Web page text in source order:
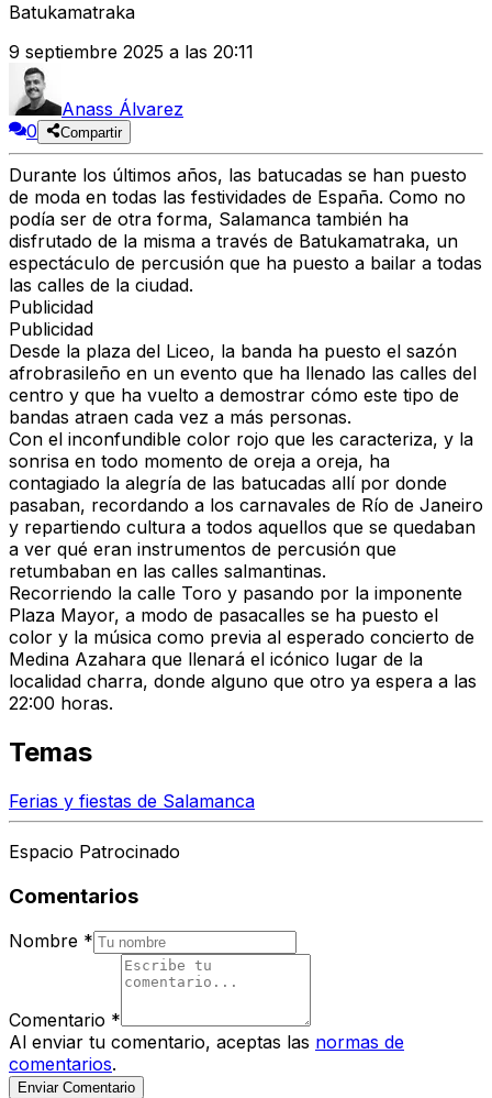
Batukamatraka
9 septiembre 2025 a las 20:11
Anass Álvarez
0
Compartir
Durante los últimos años, las batucadas se han puesto
de moda en todas las festividades de España. Como no
podía ser de otra forma, Salamanca también ha
disfrutado de la misma a través de Batukamatraka, un
espectáculo de percusión que ha puesto a bailar a todas
las calles de la ciudad.
Publicidad
Publicidad
Desde la plaza del Liceo, la banda ha puesto el sazón
afrobrasileño en un evento que ha llenado las calles del
centro y que ha vuelto a demostrar cómo este tipo de
bandas atraen cada vez a más personas.
Con el inconfundible color rojo que les caracteriza, y la
sonrisa en todo momento de oreja a oreja, ha
contagiado la alegría de las batucadas allí por donde
pasaban, recordando a los carnavales de Río de Janeiro
y repartiendo cultura a todos aquellos que se quedaban
a ver qué eran instrumentos de percusión que
retumbaban en las calles salmantinas.
Recorriendo la calle Toro y pasando por la imponente
Plaza Mayor, a modo de pasacalles se ha puesto el
color y la música como previa al esperado concierto de
Medina Azahara que llenará el icónico lugar de la
localidad charra, donde alguno que otro ya espera a las
22:00 horas.
Temas
Ferias y fiestas de Salamanca
Espacio Patrocinado
Comentarios
Nombre *
Comentario *
Al enviar tu comentario, aceptas las normas de
comentarios.
Enviar Comentario